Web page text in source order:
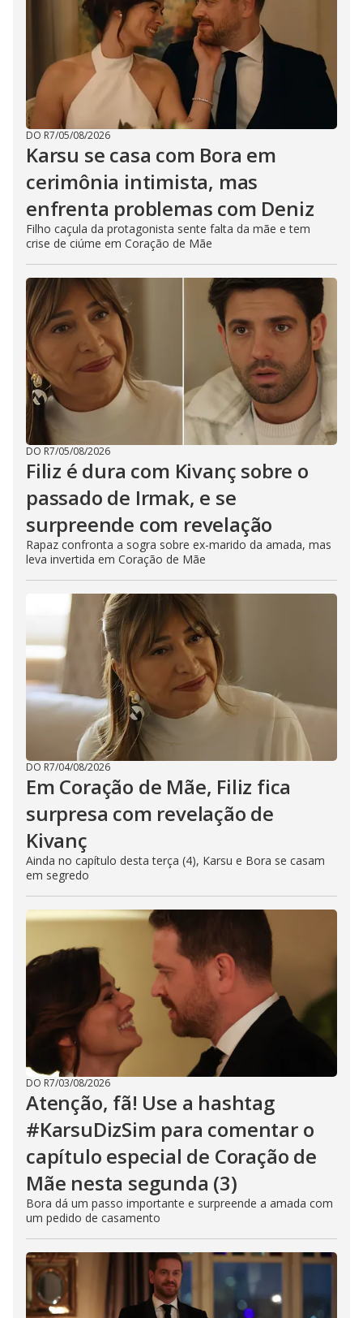
DO R7/05/08/2026
Karsu se casa com Bora em
cerimônia intimista, mas
enfrenta problemas com Deniz
Filho caçula da protagonista sente falta da mãe e tem
crise de ciúme em Coração de Mãe
DO R7/05/08/2026
Filiz é dura com Kivanç sobre o
passado de Irmak, e se
surpreende com revelação
Rapaz confronta a sogra sobre ex-marido da amada, mas
leva invertida em Coração de Mãe
DO R7/04/08/2026
Em Coração de Mãe, Filiz fica
surpresa com revelação de
Kivanç
Ainda no capítulo desta terça (4), Karsu e Bora se casam
em segredo
DO R7/03/08/2026
Atenção, fã! Use a hashtag
#KarsuDizSim para comentar o
capítulo especial de Coração de
Mãe nesta segunda (3)
Bora dá um passo importante e surpreende a amada com
um pedido de casamento